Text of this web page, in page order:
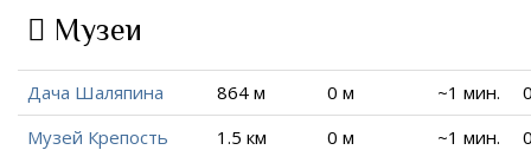
Музеи
Дача Шаляпина 864 м 0 м ~1 мин.
Музей Крепость
1.5 км 0 м ~1 мин.